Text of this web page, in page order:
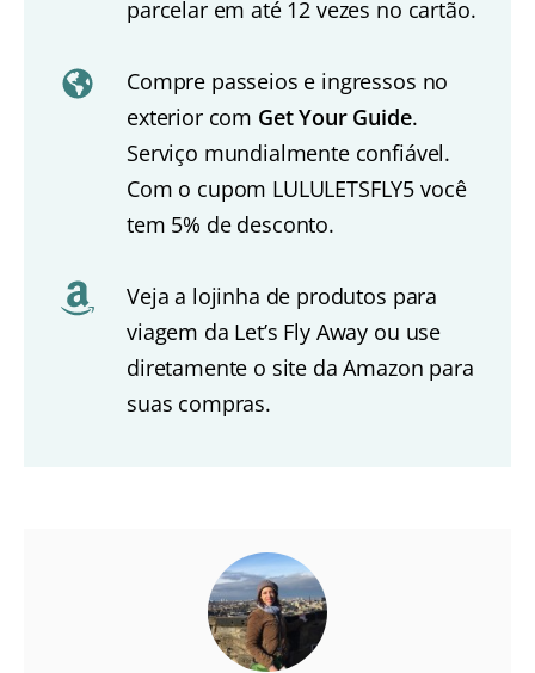
parcelar em até 12 vezes no cartão.
Compre passeios e ingressos no
exterior com Get Your Guide.
Serviço mundialmente confiável.
Com o cupom LULULETSFLY5 você
tem 5% de desconto.
Veja a lojinha de produtos para
viagem da Let’s Fly Away ou use
diretamente o site da Amazon para
suas compras.